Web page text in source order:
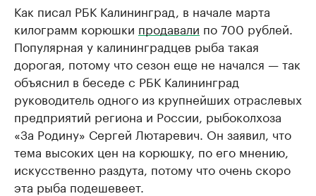
Как писал РБК Калининград, в начале марта
килограмм корюшки продавали по 700 рублей.
Популярная у калининградцев рыба такая
дорогая, потому что сезон еще не начался — так
объяснил в беседе с РБК Калининград
руководитель одного из крупнейших отраслевых
предприятий региона и России, рыбоколхоза
«За Родину» Сергей Лютаревич. Он заявил, что
тема высоких цен на корюшку, по его мнению,
искусственно раздута, потому что очень скоро
эта рыба подешевеет.